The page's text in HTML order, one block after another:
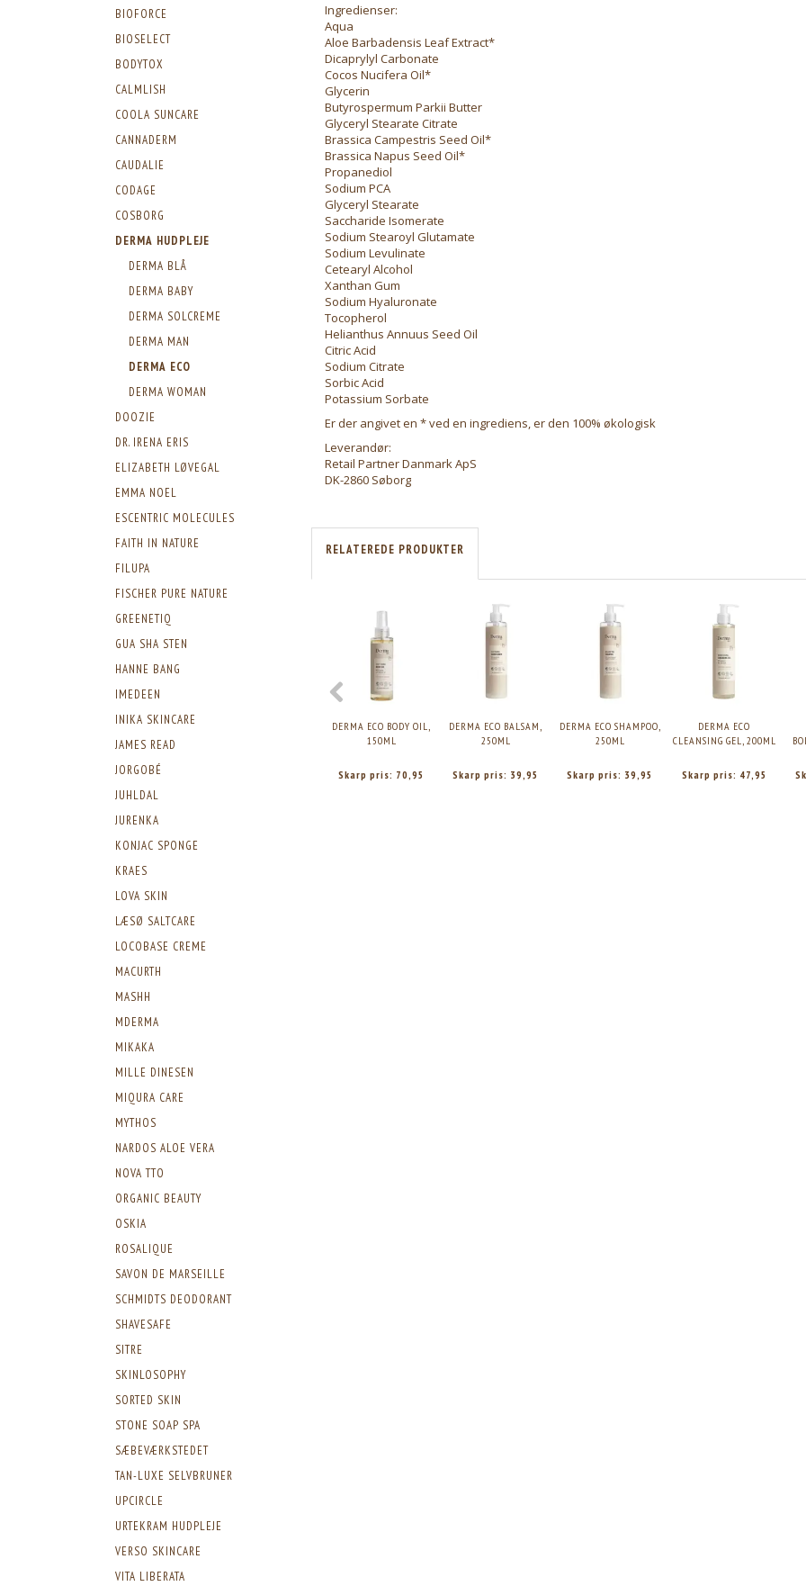
BIOFORCE
BIOSELECT
BODYTOX
CALMLISH
COOLA SUNCARE
CANNADERM
CAUDALIE
CODAGE
COSBORG
DERMA HUDPLEJE
DERMA BLÅ
DERMA BABY
DERMA SOLCREME
DERMA MAN
DERMA ECO
DERMA WOMAN
DOOZIE
DR. IRENA ERIS
ELIZABETH LØVEGAL
EMMA NOEL
ESCENTRIC MOLECULES
FAITH IN NATURE
FILUPA
FISCHER PURE NATURE
GREENETIQ
GUA SHA STEN
HANNE BANG
IMEDEEN
INIKA SKINCARE
JAMES READ
JORGOBÉ
JUHLDAL
JURENKA
KONJAC SPONGE
KRAES
LOVA SKIN
LÆSØ SALTCARE
LOCOBASE CREME
MACURTH
MASHH
MDERMA
MIKAKA
MILLE DINESEN
MIQURA CARE
MYTHOS
NARDOS ALOE VERA
NOVA TTO
ORGANIC BEAUTY
OSKIA
ROSALIQUE
SAVON DE MARSEILLE
SCHMIDTS DEODORANT
SHAVESAFE
SITRE
SKINLOSOPHY
SORTED SKIN
STONE SOAP SPA
SÆBEVÆRKSTEDET
TAN-LUXE SELVBRUNER
UPCIRCLE
URTEKRAM HUDPLEJE
VERSO SKINCARE
VITA LIBERATA
Ingredienser:
Aqua
Aloe Barbadensis Leaf Extract*
Dicaprylyl Carbonate
Cocos Nucifera Oil*
Glycerin
Butyrospermum Parkii Butter
Glyceryl Stearate Citrate
Brassica Campestris Seed Oil*
Brassica Napus Seed Oil*
Propanediol
Sodium PCA
Glyceryl Stearate
Saccharide Isomerate
Sodium Stearoyl Glutamate
Sodium Levulinate
Cetearyl Alcohol
Xanthan Gum
Sodium Hyaluronate
Tocopherol
Helianthus Annuus Seed Oil
Citric Acid
Sodium Citrate
Sorbic Acid
Potassium Sorbate
Er der angivet en * ved en ingrediens, er den 100% økologisk
Leverandør:
Retail Partner Danmark ApS
DK-2860 Søborg
RELATEREDE PRODUKTER
DERMA ECO BODY OIL,
150ML
Skarp pris: 70,95
DERMA ECO BALSAM,
250ML
Skarp pris: 39,95
DERMA ECO SHAMPOO,
250ML
Skarp pris: 39,95
DERMA ECO
CLEANSING GEL, 200ML
Skarp pris: 47,95